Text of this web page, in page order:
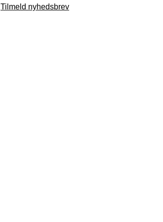
Tilmeld nyhedsbrev